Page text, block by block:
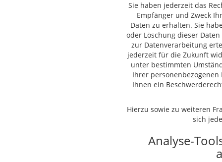
Sie haben jederzeit das
Empfänger und Zweck
Daten zu erhalten. Sie
oder Löschung dieser
zur Datenverarbeitung
jederzeit für die Zukunft
unter bestimmten
Ihrer
Ihnen ein
Hierzu sowie zu weiteren
sich
Analyse-